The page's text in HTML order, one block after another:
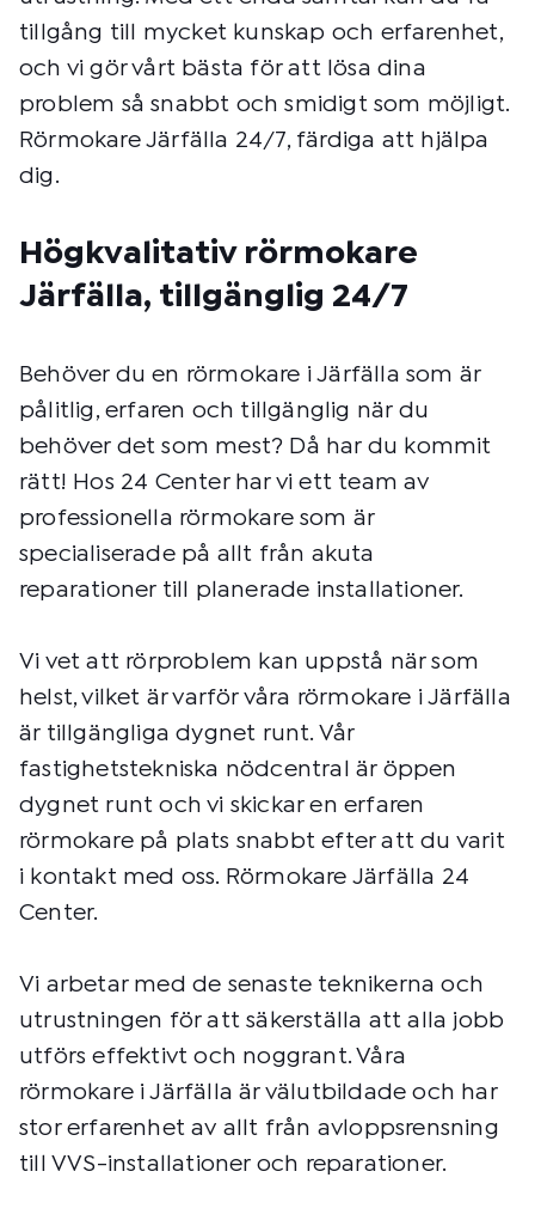
tillgång till mycket kunskap och erfarenhet,
och vi gör vårt bästa för att lösa dina
problem så snabbt och smidigt som möjligt.
Rörmokare Järfälla 24/7, färdiga att hjälpa
dig.
Högkvalitativ rörmokare
Järfälla, tillgänglig 24/7
Behöver du en rörmokare i Järfälla som är
pålitlig, erfaren och tillgänglig när du
behöver det som mest? Då har du kommit
rätt! Hos 24 Center har vi ett team av
professionella rörmokare som är
specialiserade på allt från akuta
reparationer till planerade installationer.
Vi vet att rörproblem kan uppstå när som
helst, vilket är varför våra rörmokare i Järfälla
är tillgängliga dygnet runt. Vår
fastighetstekniska nödcentral är öppen
dygnet runt och vi skickar en erfaren
rörmokare på plats snabbt efter att du varit
i kontakt med oss. Rörmokare Järfälla 24
Center.
Vi arbetar med de senaste teknikerna och
utrustningen för att säkerställa att alla jobb
utförs effektivt och noggrant. Våra
rörmokare i Järfälla är välutbildade och har
stor erfarenhet av allt från avloppsrensning
till VVS-installationer och reparationer.